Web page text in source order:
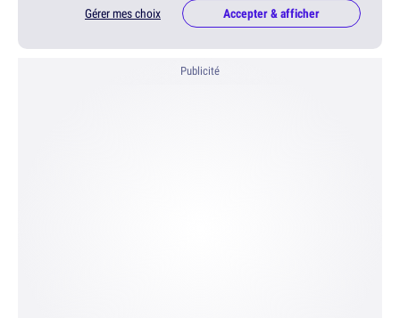
Gérer mes choix Accepter & afficher
Publicité